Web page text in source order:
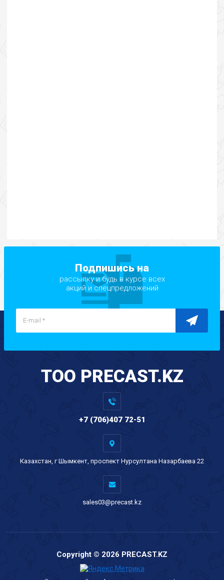
Подпишись на
рассылку и будь в курсе всех
акций и спецпредложений
TOO PRECAST.KZ
+7 (706)407 72-51
Казахстан, г Шымкент, проспект Нурсултана Назарбаева 22
sales03@precast.kz
Copyright © 2026 PRECAST.KZ